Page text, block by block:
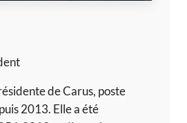
de Carus, poste
2013. Elle a été